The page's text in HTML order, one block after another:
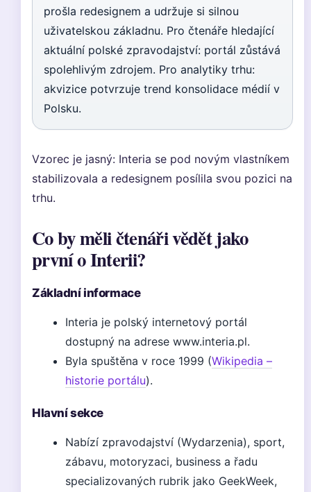
prošla redesignem a udržuje si silnou
uživatelskou základnu. Pro čtenáře hledající
aktuální polské zpravodajství: portál zůstává
spolehlivým zdrojem. Pro analytiky trhu:
akvizice potvrzuje trend konsolidace médií v
Polsku.
Vzorec je jasný: Interia se pod novým vlastníkem
stabilizovala a redesignem posílila svou pozici na
trhu.
Co by měli čtenáři vědět jako
první o Interii?
Základní informace
Interia je polský internetový portál
dostupný na adrese www.interia.pl.
Byla spuštěna v roce 1999 (Wikipedia –
historie portálu).
Hlavní sekce
Nabízí zpravodajství (Wydarzenia), sport,
zábavu, motoryzaci, business a řadu
specializovaných rubrik jako GeekWeek,